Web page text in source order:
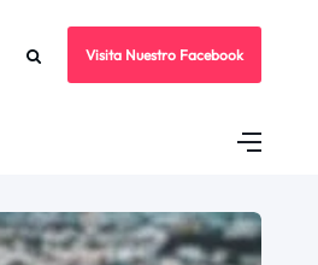
Visita Nuestro Facebook